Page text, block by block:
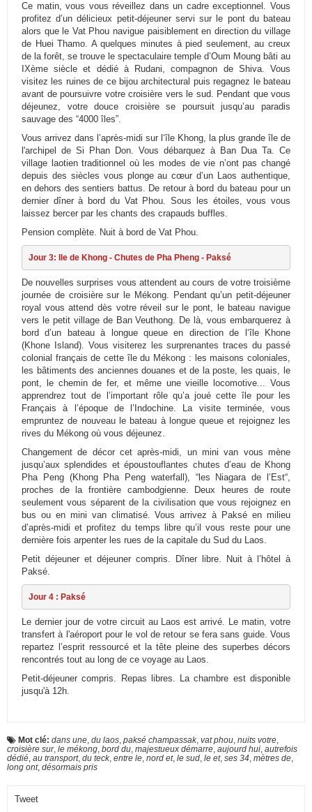
Ce matin, vous vous réveillez dans un cadre exceptionnel. Vous
profitez d’un délicieux petit-déjeuner servi sur le pont du bateau
alors que le Vat Phou navigue paisiblement en direction du village
de Huei Thamo. A quelques minutes à pied seulement, au creux
de la forêt, se trouve le spectaculaire temple d’Oum Moung bâti au
IXème siècle et dédié à Rudani, compagnon de Shiva. Vous
visitez les ruines de ce bijou architectural puis regagnez le bateau
avant de poursuivre votre croisière vers le sud. Pendant que vous
déjeunez, votre douce croisière se poursuit jusqu’au paradis
sauvage des “4000 îles”.
Vous arrivez dans l’après-midi sur l‘île Khong, la plus grande île de
l'archipel de Si Phan Don. Vous débarquez à Ban Dua Ta. Ce
village laotien traditionnel où les modes de vie n’ont pas changé
depuis des siècles vous plonge au cœur d’un Laos authentique,
en dehors des sentiers battus. De retour à bord du bateau pour un
dernier dîner à bord du Vat Phou. Sous les étoiles, vous vous
laissez bercer par les chants des crapauds buffles.
Pension complète. Nuit à bord de Vat Phou.
Jour 3: Ile de Khong - Chutes de Pha Pheng - Paksé
De nouvelles surprises vous attendent au cours de votre troisième
journée de croisière sur le Mékong. Pendant qu’un petit-déjeuner
royal vous attend dès votre réveil sur le pont, le bateau navigue
vers le petit village de Ban Veuthong. De là, vous embarquerez à
bord d’un bateau à longue queue en direction de l‘île Khone
(Khone Island). Vous visiterez les surprenantes traces du passé
colonial français de cette île du Mékong : les maisons coloniales,
les bâtiments des anciennes douanes et de la poste, les quais, le
pont, le chemin de fer, et même une vieille locomotive... Vous
apprendrez tout de l’important rôle qu’a joué cette île pour les
Français à l’époque de l’Indochine. La visite terminée, vous
empruntez de nouveau le bateau à longue queue et rejoignez les
rives du Mékong où vous déjeunez.
Changement de décor cet après-midi, un mini van vous mène
jusqu’aux splendides et époustouflantes chutes d’eau de Khong
Pha Peng (Khong Pha Peng waterfall), “les Niagara de l’Est“,
proches de la frontière cambodgienne. Deux heures de route
seulement vous séparent de la civilisation que vous rejoignez en
bus ou en mini van climatisé. Vous arrivez à Paksé en milieu
d’après-midi et profitez du temps libre qu’il vous reste pour une
dernière fois arpenter les rues de la capitale du Sud du Laos.
Petit déjeuner et déjeuner compris. Dîner libre. Nuit à l’hôtel à
Paksé.
Jour 4 : Paksé
Le dernier jour de votre circuit au Laos est arrivé. Le matin, votre
transfert à l'aéroport pour le vol de retour se fera sans guide. Vous
repartez l’esprit ressourcé et la tête pleine des superbes décors
rencontrés tout au long de ce voyage au Laos.
Petit-déjeuner compris. Repas libres. La chambre est disponible
jusqu'à 12h.
Mot clé: dans une, du laos, paksé champassak, vat phou, nuits votre,
croisière sur, le mékong, bord du, majestueux démarre, aujourd hui, autrefois
dédié, au transport, du teck, entre le, nord et, le sud, le et, ses 34, mètres de,
long ont, désormais pris
Tweet